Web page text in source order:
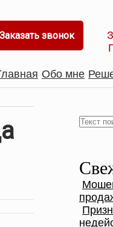
Заказать звонок
Обо мне